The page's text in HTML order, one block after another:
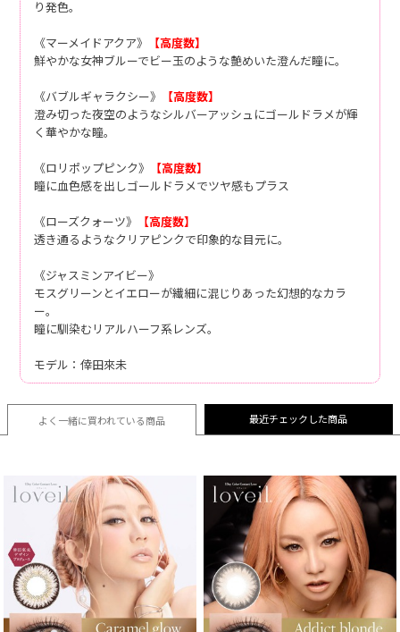
り発色。
《マーメイドアクア》
【高度数】
鮮やかな女神ブルーでビー玉のような艶めいた澄んだ瞳に。
《バブルギャラクシー》
【高度数】
澄み切った夜空のようなシルバーアッシュにゴールドラメが輝
く華やかな瞳。
《ロリポップピンク》
【高度数】
瞳に血色感を出しゴールドラメでツヤ感もプラス
《ローズクォーツ》
【高度数】
透き通るようなクリアピンクで印象的な目元に。
《ジャスミンアイビー》
モスグリーンとイエローが繊細に混じりあった幻想的なカラ
ー。
瞳に馴染むリアルハーフ系レンズ。
モデル：倖田來未
よく一緒に買われている商品 最近チェックした商品